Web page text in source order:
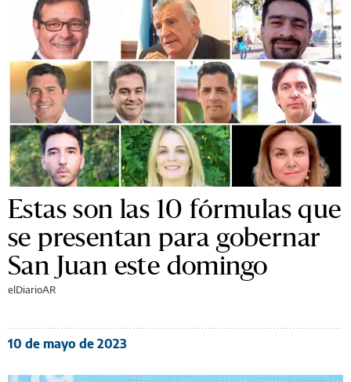
Estas son las 10 fórmulas que
se presentan para gobernar
San Juan este domingo
elDiarioAR
10 de mayo de 2023